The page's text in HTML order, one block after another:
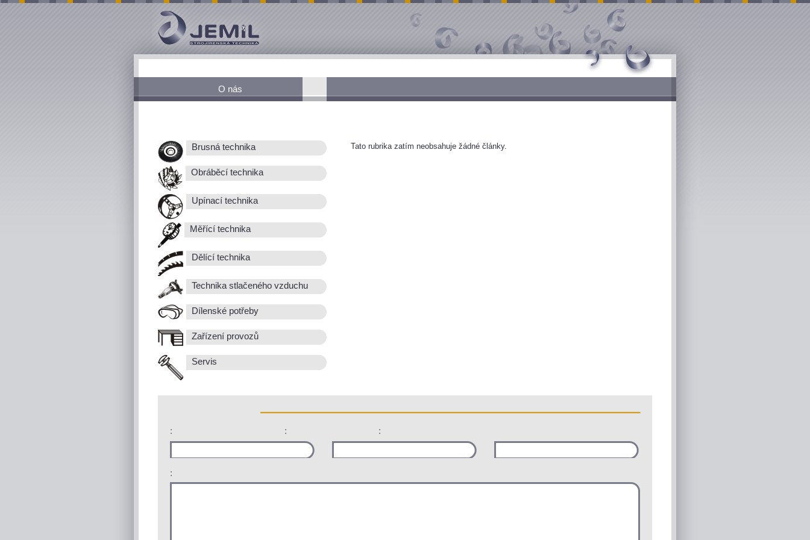
O nás
Brusná technika
Obráběcí technika
Upínací technika
Měřící technika
Dělící technika
Technika stlačeného vzduchu
Dílenské potřeby
Zařízení provozů
Servis
Tato rubrika zatím neobsahuje žádné články.
: : :
: